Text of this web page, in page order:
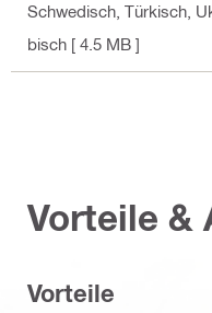
Schwedisch, Türkisch,
bisch [ 4.5 MB ]
Vorteile &
Vorteile